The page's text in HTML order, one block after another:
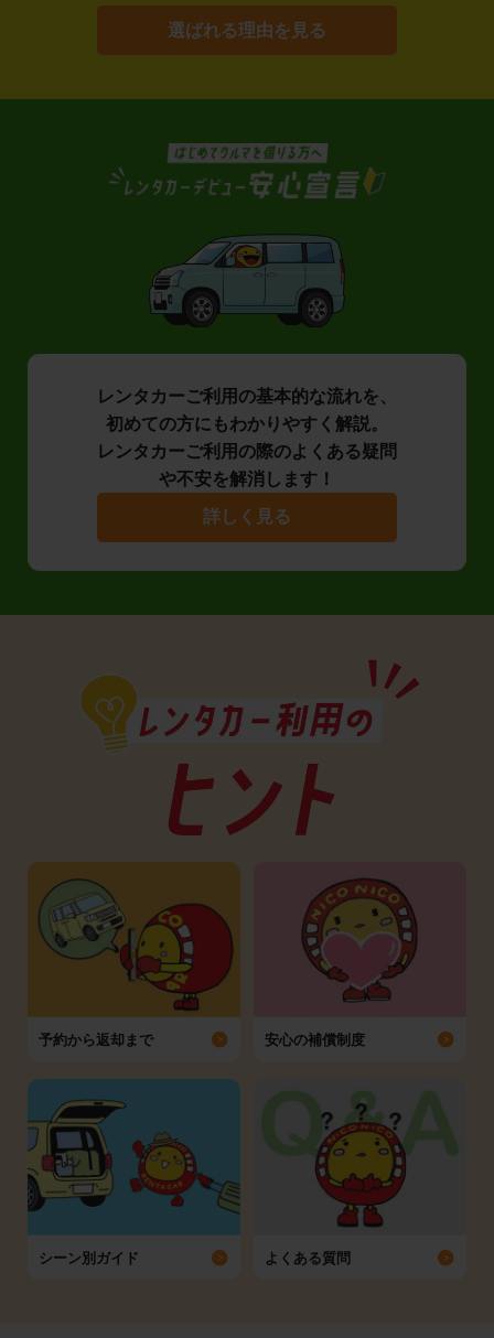
選ばれる理由を見る
レンタカーご利用の基本的な流れを、
初めての方にもわかりやすく解説。
レンタカーご利用の際のよくある疑問
や不安を解消します！
詳しく見る
予約から返却まで 安心の補償制度
シーン別ガイド よくある質問